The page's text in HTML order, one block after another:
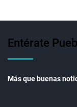
Entérate
Más que buenas